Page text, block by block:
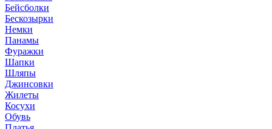
Бейсболки
Бескозырки
Немки
Панамы
Фуражки
Шапки
Шляпы
Джинсовки
Жилеты
Косухи
Обувь